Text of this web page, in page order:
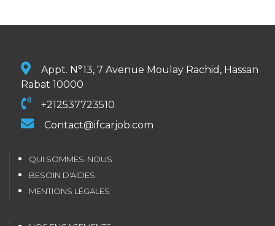
Appt. N°13, 7 Avenue Moulay Rachid, Hassan
Rabat 10000
+212537723510
Contact@ifcarjob.com
QUI SOMMES-NOUS
BESOIN D'AIDES
MENTIONS LÉGALES